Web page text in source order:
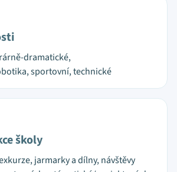
dramatické,
sportovní, technické
školy
jarmarky a dílny, návštěvy